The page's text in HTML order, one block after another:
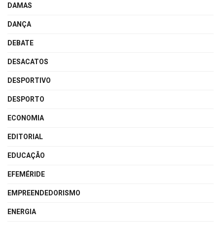
DAMAS
DANÇA
DEBATE
DESACATOS
DESPORTIVO
DESPORTO
ECONOMIA
EDITORIAL
EDUCAÇÃO
EFEMÉRIDE
EMPREENDEDORISMO
ENERGIA